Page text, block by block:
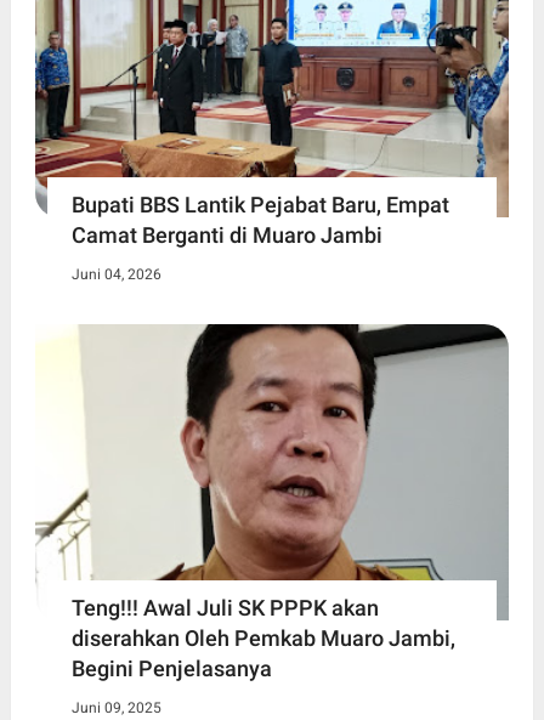
Bupati BBS Lantik Pejabat Baru, Empat
Camat Berganti di Muaro Jambi
Juni 04, 2026
Teng!!! Awal Juli SK PPPK akan
diserahkan Oleh Pemkab Muaro Jambi,
Begini Penjelasanya
Juni 09, 2025